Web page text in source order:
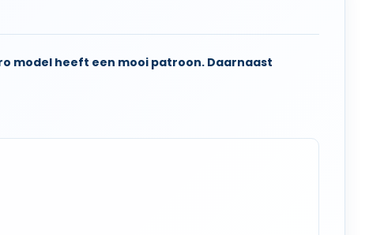
model heeft een mooi patroon. Daarnaast